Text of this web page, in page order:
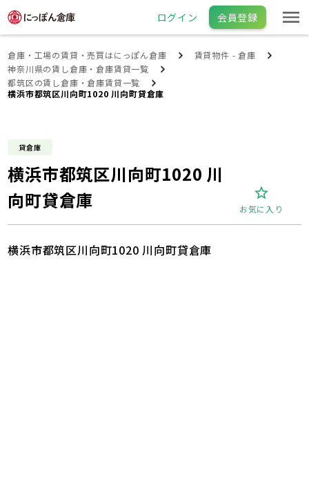
ログイン 会員登録
倉庫・工場の賃貸・売買はにっぽん倉庫
賃貸物件 - 倉庫
神奈川県の賃し倉庫・倉庫賃貸一覧
都筑区の賃し倉庫・倉庫賃貸一覧
横浜市都筑区川向町1020 川向町貸倉庫
貸倉庫
横浜市都筑区川向町1020 川
向町貸倉庫
お気に入り
横浜市都筑区川向町1020 川向町貸倉庫